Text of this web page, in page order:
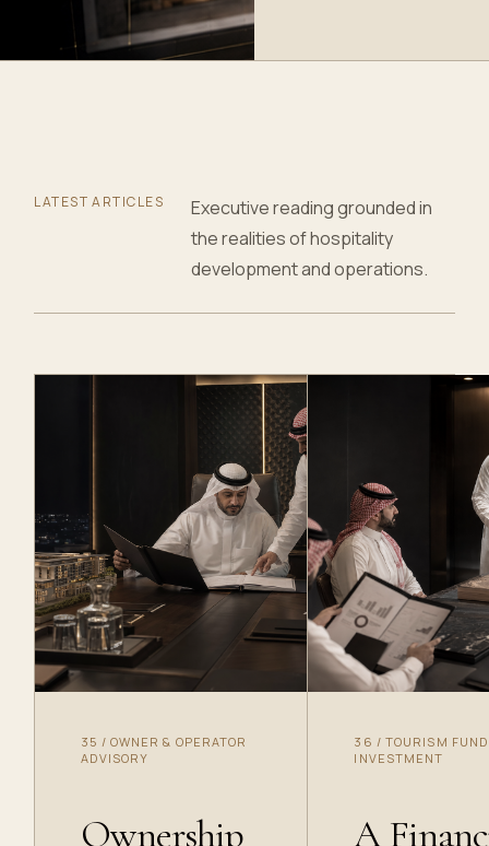
LATEST ARTICLES
Executive reading grounded in
the realities of hospitality
development and operations.
35 / OWNER & OPERATOR
ADVISORY
Ownership
36 / TOURISM
INVESTMENT
A